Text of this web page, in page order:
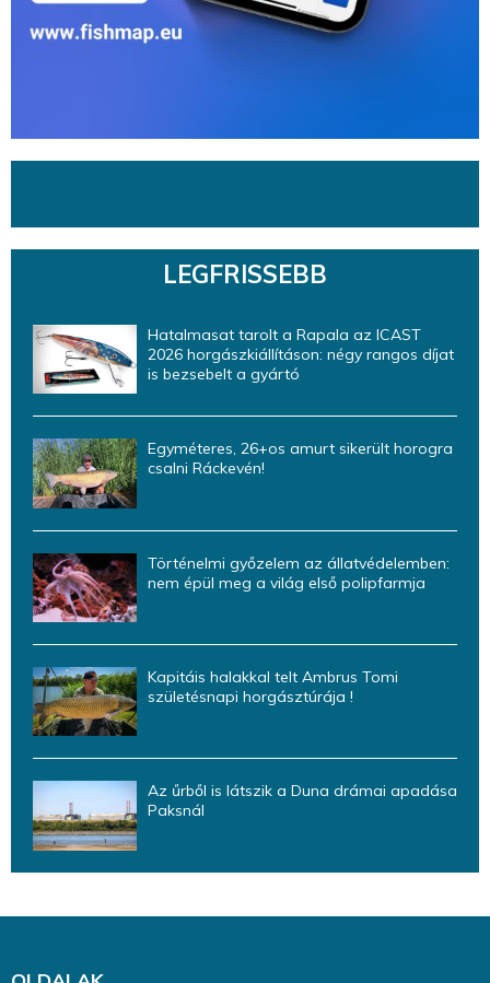
LEGFRISSEBB
Hatalmasat tarolt a Rapala az ICAST
2026 horgászkiállításon: négy rangos díjat
is bezsebelt a gyártó
Egyméteres, 26+os amurt sikerült horogra
csalni Ráckevén!
Történelmi győzelem az állatvédelemben:
nem épül meg a világ első polipfarmja
Kapitáis halakkal telt Ambrus Tomi
születésnapi horgásztúrája !
Az űrből is látszik a Duna drámai apadása
Paksnál